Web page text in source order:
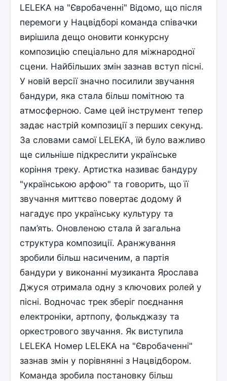
LELEKA на "Євробаченні" Відомо, що після
перемоги у Нацвідборі команда співачки
вирішила дещо оновити конкурсну
композицію спеціально для міжнародної
сцени. Найбільших змін зазнав вступ пісні.
У новій версії значно посилили звучання
бандури, яка стала більш помітною та
атмосферною. Саме цей інструмент тепер
задає настрій композиції з перших секунд.
За словами самої LELEKA, їй було важливо
ще сильніше підкреслити українське
коріння треку. Артистка називає бандуру
"українською арфою" та говорить, що її
звучання миттєво повертає додому й
нагадує про українську культуру та
пам’ять. Оновленою стала й загальна
структура композиції. Аранжування
зробили більш насиченим, а партія
бандури у виконанні музиканта Ярослава
Джуся отримала одну з ключових ролей у
пісні. Водночас трек зберіг поєднання
електроніки, артпопу, фолькджазу та
оркестрового звучання. Як виступила
LELEKA Номер LELEKA на "Євробаченні"
зазнав змін у порівнянні з Нацвідбором.
Команда зробила постановку більш